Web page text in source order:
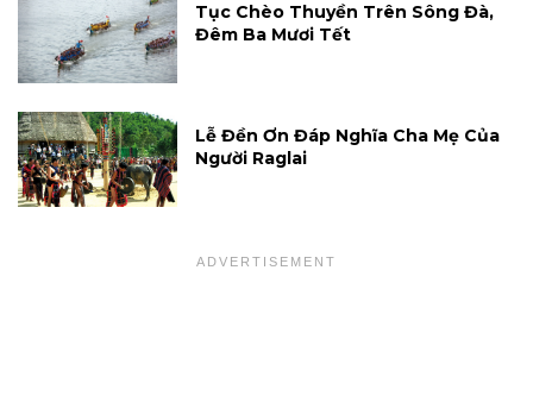
Tục Chèo Thuyền Trên Sông Đà,
Đêm Ba Mươi Tết
Lễ Đền Ơn Đáp Nghĩa Cha Mẹ Của
Người Raglai